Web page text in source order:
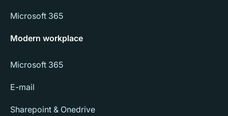
Microsoft 365
Modern workplace
Microsoft 365
E-mail
Sharepoint & Onedrive